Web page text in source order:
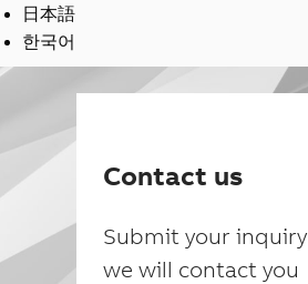
日本語
한국어
Contact us
Submit your
we will contact you